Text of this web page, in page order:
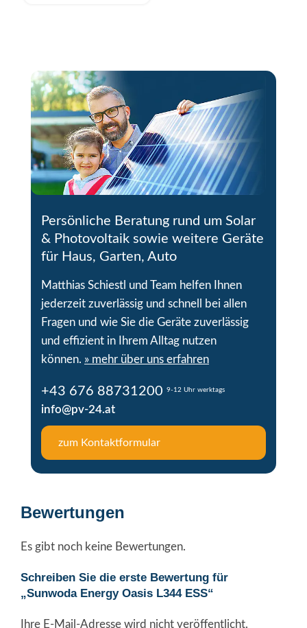
Persönliche Beratung rund um Solar
& Photovoltaik sowie weitere Geräte
für Haus, Garten, Auto
Matthias Schiestl und Team helfen Ihnen
jederzeit zuverlässig und schnell bei allen
Fragen und wie Sie die Geräte zuverlässig
und effizient in Ihrem Alltag nutzen
können. » mehr über uns erfahren
+43 676 88731200 9-12 Uhr werktags
info@pv-24.at
zum Kontaktformular
Bewertungen
Es gibt noch keine Bewertungen.
Schreiben Sie die erste Bewertung für
„Sunwoda Energy Oasis L344 ESS“
Ihre E-Mail-Adresse wird nicht veröffentlicht.
Alternative: